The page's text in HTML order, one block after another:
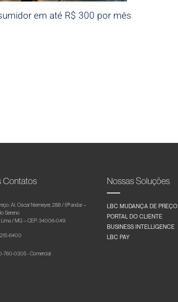
em até R$ 300 por mês
Contatos
Al. Oscar Niemeyer, 288 / 5º andar –
Sereno
Lima / MG – CEP: 34006-049
6400
760-0305 - Comercial
Nossas Soluções
LBC MUDANÇA DE PREÇO
PORTAL DO CLIENTE
BUSINESS INTELLIGENCE
LBC PAY